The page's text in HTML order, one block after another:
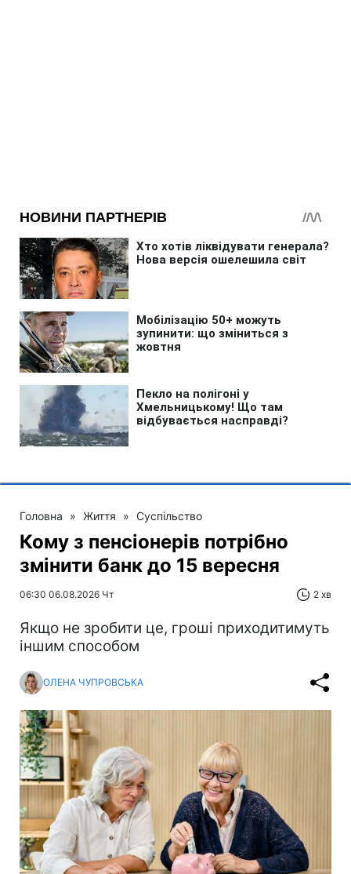
Головна » Життя » Суспільство
Кому з пенсіонерів потрібно
змінити банк до 15 вересня
06:30 06.08.2026 Чт 2 хв
Якщо не зробити це, гроші приходитимуть
іншим способом
ОЛЕНА ЧУПРОВСЬКА